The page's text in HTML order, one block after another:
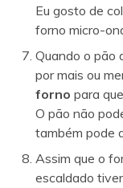
Eu gosto de
forno micro-
Quando o pão
por mais ou
forno para
O pão não
também pode
Assim que o
escaldado